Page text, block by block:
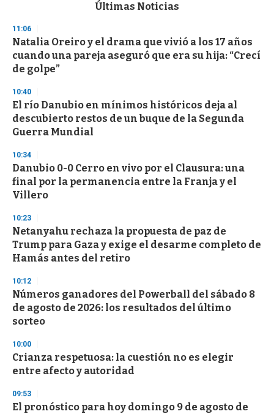
d
s
o
f
3
s
e
c
o
n
Últimas Noticias
11:06
Natalia Oreiro y el drama que vivió a los 17 años
cuando una pareja aseguró que era su hija: “Crecí
de golpe”
10:40
El río Danubio en mínimos históricos deja al
descubierto restos de un buque de la Segunda
Guerra Mundial
10:34
Danubio 0-0 Cerro en vivo por el Clausura: una
final por la permanencia entre la Franja y el
Villero
10:23
Netanyahu rechaza la propuesta de paz de
Trump para Gaza y exige el desarme completo de
Hamás antes del retiro
10:12
Números ganadores del Powerball del sábado 8
de agosto de 2026: los resultados del último
sorteo
10:00
Crianza respetuosa: la cuestión no es elegir
entre afecto y autoridad
09:53
El pronóstico para hoy domingo 9 de agosto de